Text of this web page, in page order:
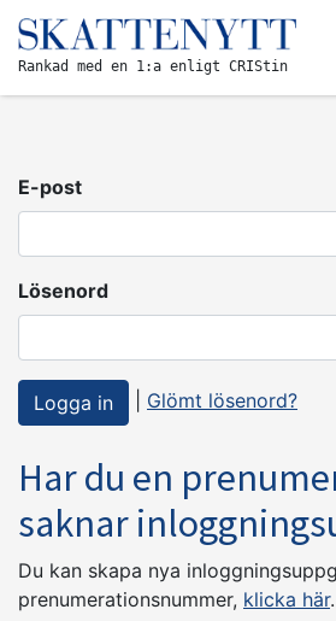
Rankad med en 1:a enligt CRIStin
E-post
Lösenord
Glömt lösenord?
Har du en
saknar
Du kan skapa nya
prenumerationsnummer, klicka här.